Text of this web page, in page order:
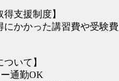
得支援制度】
にかかった講習費や受験
ついて】
通勤OK